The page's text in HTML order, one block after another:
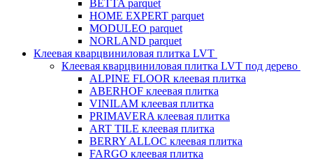
BETTA parquet
HOME EXPERT parquet
MODULEO parquet
NORLAND parquet
Клеевая кварцвиниловая плитка LVT
Клеевая кварцвиниловая плитка LVT под дерево
ALPINE FLOOR клеевая плитка
ABERHOF клеевая плитка
VINILAM клеевая плитка
PRIMAVERA клеевая плитка
ART TILE клеевая плитка
BERRY ALLOC клеевая плитка
FARGO клеевая плитка